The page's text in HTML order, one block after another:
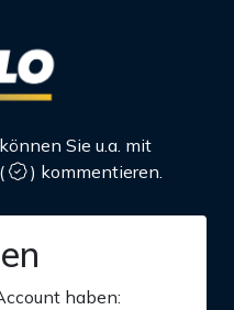
Sie u.a. mit
( ) kommentieren.
haben: